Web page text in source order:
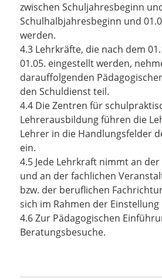
zwischen Schuljahresbeginn
Schulhalbjahresbeginn und
werden.
4.3 Lehrkräfte, die nach dem
01.05. eingestellt werden,
darauffolgenden
den Schuldienst teil.
4.4 Die Zentren für
Lehrerausbildung führen die
Lehrer in die Handlungsfelder
ein.
4.5 Jede Lehrkraft nimmt an
und an der fachlichen
bzw. der beruflichen
sich im Rahmen der
4.6 Zur Pädagogischen
Beratungsbesuche.